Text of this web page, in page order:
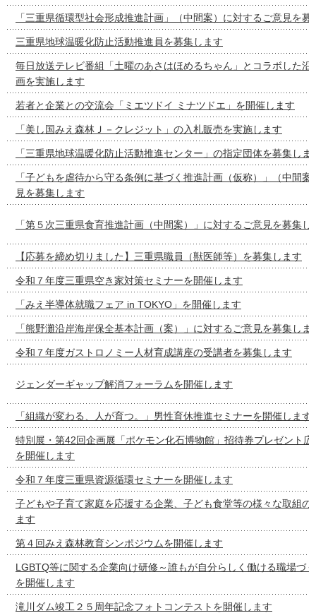
「三重県循環型社会形成推進計画」（中間案）に対するご意見を募
三重県地球温暖化防止活動推進員を募集します
毎日放送テレビ番組「土曜のあさはほめるちゃん」とコラボした沿
画を実施します
若者と企業との交流会「ミエツドイ ミナツドエ」を開催します
「美し国みえ森林Ｊ－クレジット」の入札販売を実施します
「三重県地球温暖化防止活動推進センター」の指定団体を募集しま
「子どもを虐待から守る条例に基づく推進計画（仮称）」（中間
見を募集します
「第５次三重県食育推進計画（中間案）」に対するご意見を募集し
【応募を締め切りました】三重県職員（獣医師等）を募集します
令和７年度三重県空き家対策セミナーを開催します
「みえ半導体就職フェア in TOKYO」を開催します
「熊野灘沿岸海岸保全基本計画（案）」に対するご意見を募集しま
令和７年度ガストロノミー人材育成講座の受講者を募集します
ジェンダーギャップ解消フォーラムを開催します
「組織が変わる、人が育つ。」男性育休推進セミナーを開催します
特別展・第42回企画展「ポケモン化石博物館」招待券プレゼント
を開催します
令和７年度三重県資源循環セミナーを開催します
子どもや子育て家庭を応援する企業、子ども食堂等の様々な取組の
ます
第４回みえ森林教育シンポジウムを開催します
LGBTQ等に関する企業向け研修～誰もが自分らしく働ける職場づ
を開催します
滝川ダム竣工２５周年記念フォトコンテストを開催します